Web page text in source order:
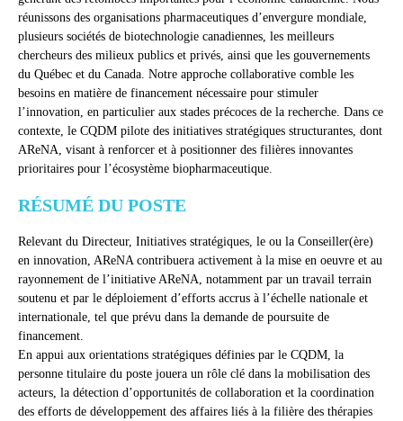
réunissons des organisations pharmaceutiques d’envergure mondiale,
plusieurs sociétés de biotechnologie canadiennes, les meilleurs
chercheurs des milieux publics et privés, ainsi que les gouvernements
du Québec et du Canada. Notre approche collaborative comble les
besoins en matière de financement nécessaire pour stimuler
l’innovation, en particulier aux stades précoces de la recherche. Dans ce
contexte, le CQDM pilote des initiatives stratégiques structurantes, dont
AReNA, visant à renforcer et à positionner des filières innovantes
prioritaires pour l’écosystème biopharmaceutique.
RÉSUMÉ DU POSTE
Relevant du Directeur, Initiatives stratégiques, le ou la Conseiller(ère)
en innovation, AReNA contribuera activement à la mise en oeuvre et au
rayonnement de l’initiative AReNA, notamment par un travail terrain
soutenu et par le déploiement d’efforts accrus à l’échelle nationale et
internationale, tel que prévu dans la demande de poursuite de
financement.
En appui aux orientations stratégiques définies par le CQDM, la
personne titulaire du poste jouera un rôle clé dans la mobilisation des
acteurs, la détection d’opportunités de collaboration et la coordination
des efforts de développement des affaires liés à la filière des thérapies